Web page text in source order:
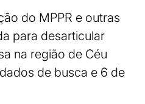
do MPPR e outras
para desarticular
na região de Céu
de busca e 6 de